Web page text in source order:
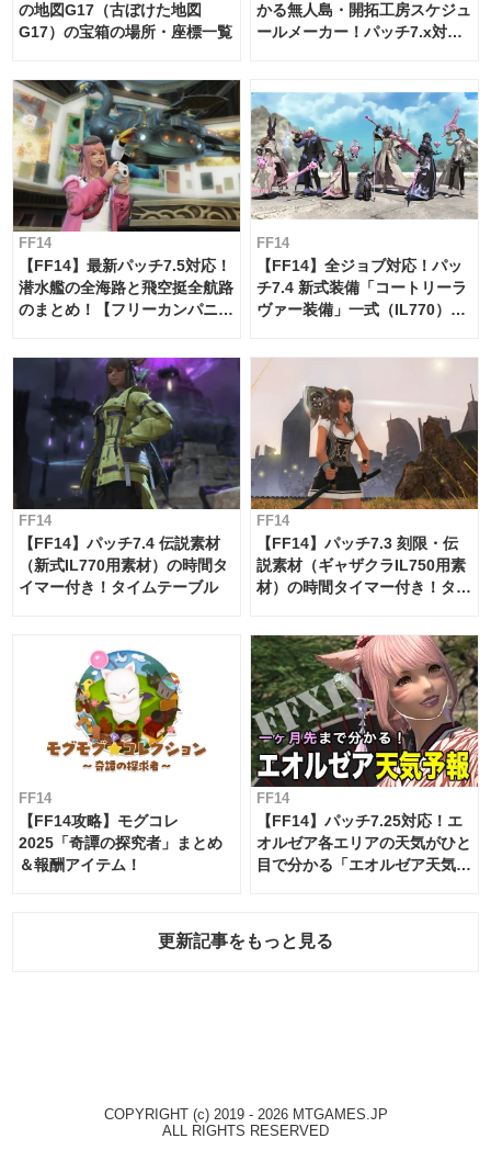
の地図G17（古ぼけた地図
G17）の宝箱の場所・座標一覧
かる無人島・開拓工房スケジュ
ールメーカー！パッチ7.x対応
FF14
【FF14】最新パッチ7.5対応！
潜水艦の全海路と飛空挺全航路
のまとめ！【フリーカンパニ
FF14
【FF14】全ジョブ対応！パッ
チ7.4 新式装備「コートリーラ
ヴァー装備」一式（IL770）の
FF14
【FF14】パッチ7.4 伝説素材
（新式IL770用素材）の時間タ
イマー付き！タイムテーブル
FF14
【FF14】パッチ7.3 刻限・伝
説素材（ギャザクラIL750用素
材）の時間タイマー付き！タイ
FF14
【FF14攻略】モグコレ
2025「奇譚の探究者」まとめ
＆報酬アイテム！
FF14
【FF14】パッチ7.25対応！エ
オルゼア各エリアの天気がひと
目で分かる「エオルゼア天気予
更新記事をもっと見る
COPYRIGHT (c) 2019 - 2026 MTGAMES.JP
ALL RIGHTS RESERVED